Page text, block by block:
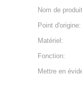
Nom de
Point d'origine:
Matériel:
Fonction:
Mettre en